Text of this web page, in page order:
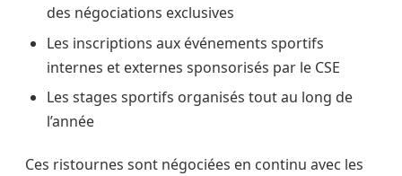
des négociations exclusives
Les inscriptions aux événements sportifs
internes et externes sponsorisés par le CSE
Les stages sportifs organisés tout au long de
l’année
Ces ristournes sont négociées en continu avec les